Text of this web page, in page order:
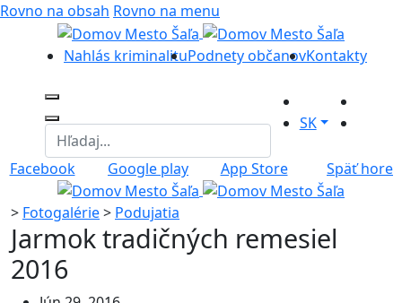
Rovno na obsah Rovno na menu
Nahlás kriminalituPodnety občanovKontakty
SK
Facebook Google play App Store Späť hore
> Fotogalérie> Podujatia
Jarmok tradičných remesiel
2016